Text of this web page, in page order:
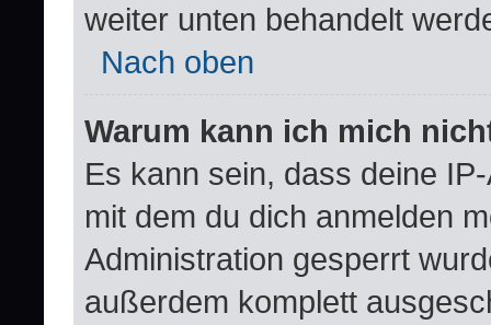
weiter unten behandelt
Nach oben
Warum kann ich mich
Es kann sein, dass deine
mit dem du dich anmelden
Administration gesperrt
außerdem komplett